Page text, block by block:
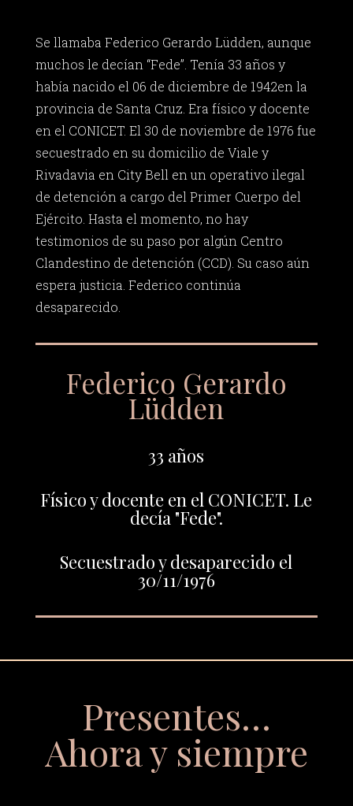
Se llamaba Federico Gerardo Lüdden, aunque
muchos le decían “Fede”. Tenía 33 años y
había nacido el 06 de diciembre de 1942en la
provincia de Santa Cruz. Era físico y docente
en el CONICET. El 30 de noviembre de 1976 fue
secuestrado en su domicilio de Viale y
Rivadavia en City Bell en un operativo ilegal
de detención a cargo del Primer Cuerpo del
Ejército. Hasta el momento, no hay
testimonios de su paso por algún Centro
Clandestino de detención (CCD). Su caso aún
espera justicia. Federico continúa
desaparecido.
Federico Gerardo
Lüdden
33 años
Físico y docente en el CONICET. Le
decía "Fede".
Secuestrado y desaparecido el
30/11/1976
Presentes…
Ahora y siempre